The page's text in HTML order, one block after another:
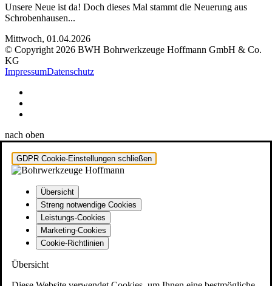
Unsere Neue ist da! Doch dieses Mal stammt die Neuerung aus
Schrobenhausen...
Mittwoch, 01.04.2026
© Copyright 2026 BWH Bohrwerkzeuge Hoffmann GmbH & Co.
KG
ImpressumDatenschutz
nach oben
GDPR Cookie-Einstellungen schließen
Übersicht
Streng notwendige Cookies
Leistungs-Cookies
Marketing-Cookies
Cookie-Richtlinien
Übersicht